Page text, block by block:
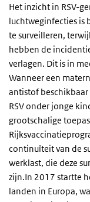
Het inzicht in RSV-
luchtweginfecties is
te surveilleren,
hebben de
verlagen. Dit is in
Wanneer een
antistof
RSV onder jonge
grootschalige
continuïteit van de
werklast, die deze
zijn.In 2017 startte
landen in Europa,